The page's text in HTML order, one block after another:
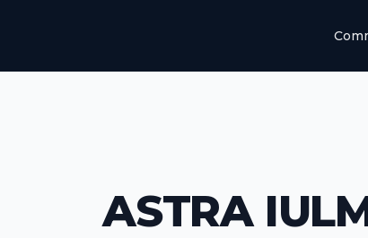
ASTRA